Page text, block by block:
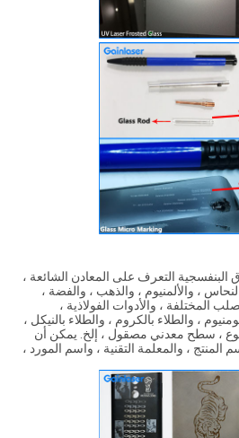
البنفسجية التعرف على المعادن الشائعة ،
، والألمنيوم ، والذهب ، والفضة ،
المختلفة ، والأدوات الفولاذية ،
، والطلاء بالكروم ، والطلاء بالنيكل ،
، سطح معدني مصقول ، إلخ. يمكن أن
، والمعلمة التقنية ، واسم المورد ،